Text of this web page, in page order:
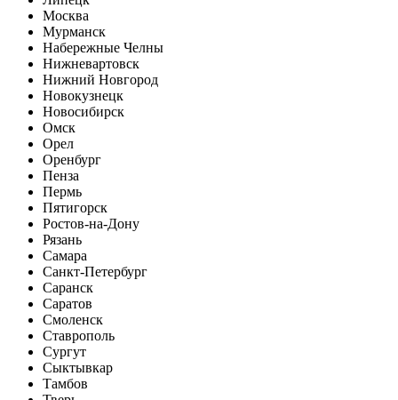
Москва
Мурманск
Набережные Челны
Нижневартовск
Нижний Новгород
Новокузнецк
Новосибирск
Омск
Орел
Оренбург
Пенза
Пермь
Пятигорск
Ростов-на-Дону
Рязань
Самара
Санкт-Петербург
Саранск
Саратов
Смоленск
Ставрополь
Сургут
Сыктывкар
Тамбов